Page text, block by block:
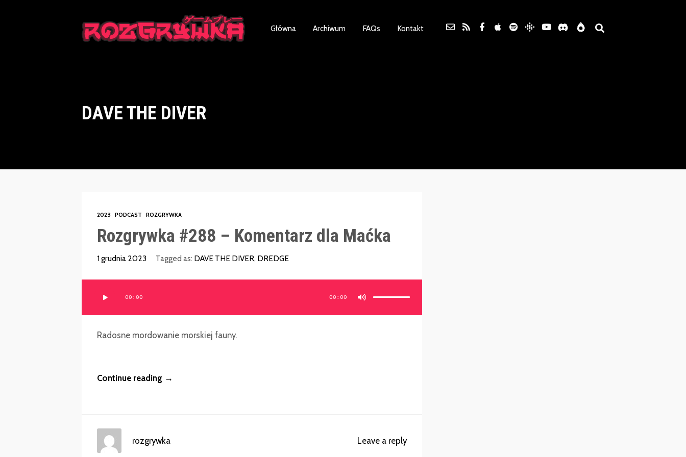
Główna Archiwum FAQs Kontakt
DAVE THE DIVER
2023 PODCAST ROZGRYWKA
Rozgrywka #288 – Komentarz dla Maćka
1 grudnia 2023 Tagged as: DAVE THE DIVER, DREDGE
plików
dźwiękowych
00:00 00:00
Używaj
góry/do
zwiększyć
Radosne mordowanie morskiej fauny.
Continue reading →
Leave a reply
rozgrywka